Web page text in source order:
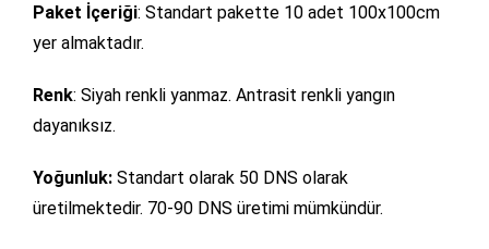
Paket İçeriği: Standart pakette 10 adet 100x100cm
yer almaktadır.
Renk: Siyah renkli yanmaz. Antrasit renkli yangın
dayanıksız.
Yoğunluk: Standart olarak 50 DNS olarak
üretilmektedir. 70-90 DNS üretimi mümkündür.